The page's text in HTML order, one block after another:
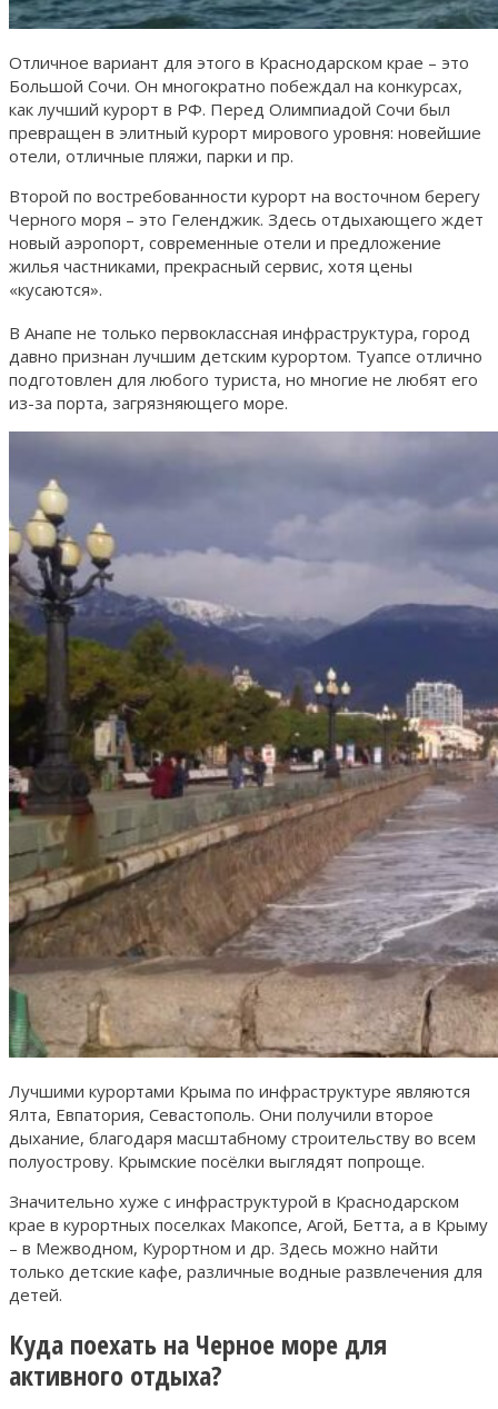
Отличное вариант для этого в Краснодарском крае – это
Большой Сочи. Он многократно побеждал на конкурсах,
как лучший курорт в РФ. Перед Олимпиадой Сочи был
превращен в элитный курорт мирового уровня: новейшие
отели, отличные пляжи, парки и пр.
Второй по востребованности курорт на восточном берегу
Черного моря – это Геленджик. Здесь отдыхающего ждет
новый аэропорт, современные отели и предложение
жилья частниками, прекрасный сервис, хотя цены
«кусаются».
В Анапе не только первоклассная инфраструктура, город
давно признан лучшим детским курортом. Туапсе отлично
подготовлен для любого туриста, но многие не любят его
из-за порта, загрязняющего море.
Лучшими курортами Крыма по инфраструктуре являются
Ялта, Евпатория, Севастополь. Они получили второе
дыхание, благодаря масштабному строительству во всем
полуострову. Крымские посёлки выглядят попроще.
Значительно хуже с инфраструктурой в Краснодарском
крае в курортных поселках Макопсе, Агой, Бетта, а в Крыму
– в Межводном, Курортном и др. Здесь можно найти
только детские кафе, различные водные развлечения для
детей.
Куда поехать на Черное море для
активного отдыха?